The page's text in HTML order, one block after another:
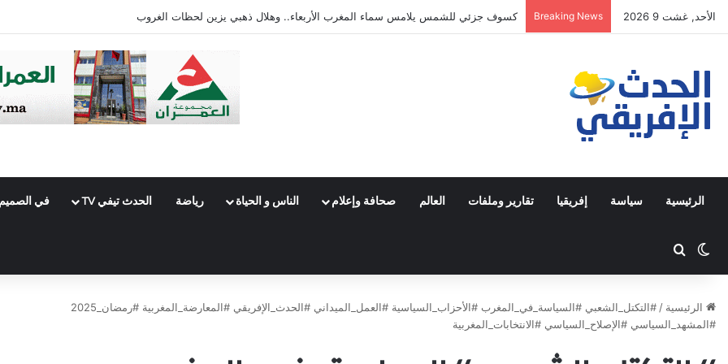
الأحد, غشت 9 2026 Breaking News كسوف جزئي للشمس يلامس سماء المغرب الأربعاء.. وهلال ذهبي يزين لحظات الغروب
الرئيسية سياسة إفريقيا تقارير وملفات العالم صحافة وإعلام الناس و الحياة رياضة الحدث تيفي TV في الصميم
Switch skin
الرئيسية /
#التكتل_الشعبي #السياسة_في_المغرب #الأحزاب_السياسية #العمل_الميداني #الحدث_الإفريقي #المعارضة_المغربية #رمضان_2025
#المشهد_السياسي #الإصلاح_السياسي #الانتخابات_المغربية